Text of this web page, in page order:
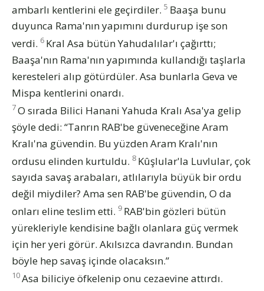
ambarlı kentlerini ele geçirdiler. 5 Baaşa bunu
duyunca Rama'nın yapımını durdurup işe son
verdi. 6 Kral Asa bütün Yahudalılar'ı çağırttı;
Baaşa'nın Rama'nın yapımında kullandığı taşlarla
keresteleri alıp götürdüler. Asa bunlarla Geva ve
Mispa kentlerini onardı.
7O sırada Bilici Hanani Yahuda Kralı Asa'ya gelip
şöyle dedi: “Tanrın RAB'be güveneceğine Aram
Kralı'na güvendin. Bu yüzden Aram Kralı'nın
ordusu elinden kurtuldu. 8 Kûşlular'la Luvlular, çok
sayıda savaş arabaları, atlılarıyla büyük bir ordu
değil miydiler? Ama sen RAB'be güvendin, O da
onları eline teslim etti. 9 RAB'bin gözleri bütün
yürekleriyle kendisine bağlı olanlara güç vermek
için her yeri görür. Akılsızca davrandın. Bundan
böyle hep savaş içinde olacaksın.”
10Asa biliciye öfkelenip onu cezaevine attırdı.